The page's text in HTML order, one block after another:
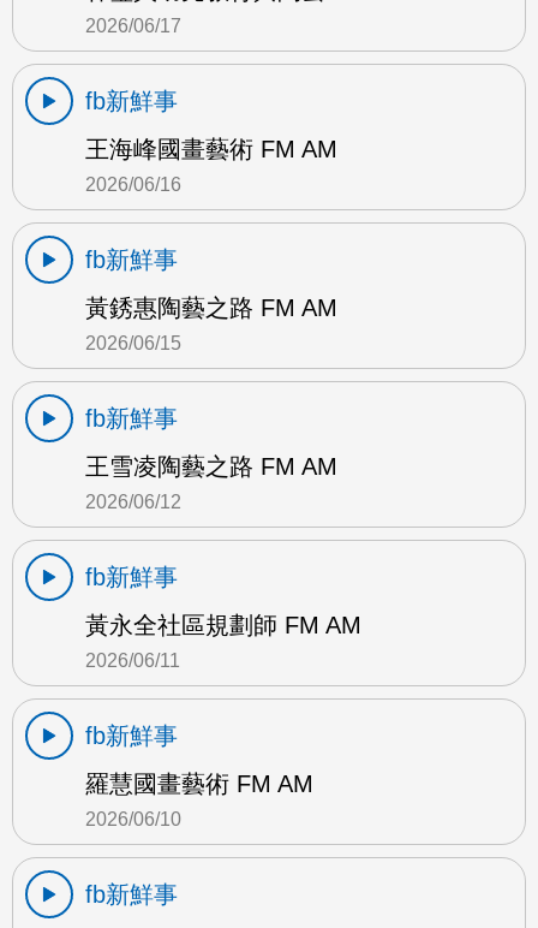
2026/06/17
fb新鮮事
王海峰國畫藝術 FM AM
2026/06/16
fb新鮮事
黃銹惠陶藝之路 FM AM
2026/06/15
fb新鮮事
王雪凌陶藝之路 FM AM
2026/06/12
fb新鮮事
黃永全社區規劃師 FM AM
2026/06/11
fb新鮮事
羅慧國畫藝術 FM AM
2026/06/10
fb新鮮事